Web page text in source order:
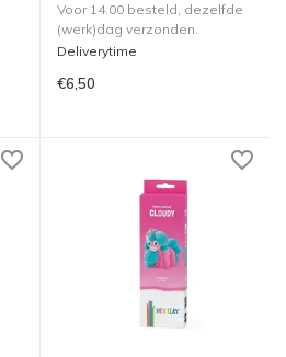
Voor 14.00 besteld, dezelfde
(werk)dag verzonden.
Deliverytime
€6,50